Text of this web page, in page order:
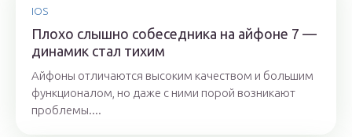
IOS
Плохо слышно собеседника на айфоне 7 —
динамик стал тихим
Айфоны отличаются высоким качеством и большим
функционалом, но даже с ними порой возникают
проблемы....